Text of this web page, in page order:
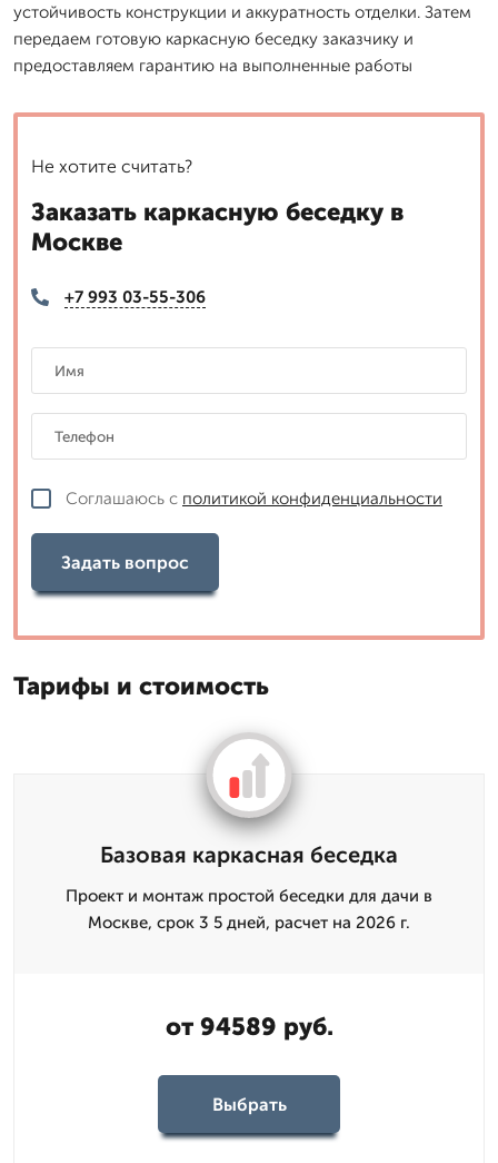
устойчивость конструкции и аккуратность отделки. Затем
передаем готовую каркасную беседку заказчику и
предоставляем гарантию на выполненные работы
Не хотите считать?
Заказать каркасную беседку в
Москве
+7 993 03-55-306
Соглашаюсь с политикой конфиденциальности
Задать вопрос
Тарифы и стоимость
Базовая каркасная беседка
Проект и монтаж простой беседки для дачи в
Москве, срок 3 5 дней, расчет на 2026 г.
от 94589 руб.
Выбрать